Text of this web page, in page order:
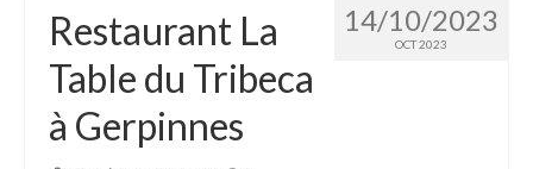
14/10/2023
OCT 2023
Restaurant La
Table du Tribeca
à Gerpinnes